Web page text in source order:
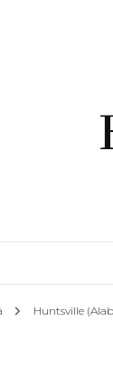
Huntsville